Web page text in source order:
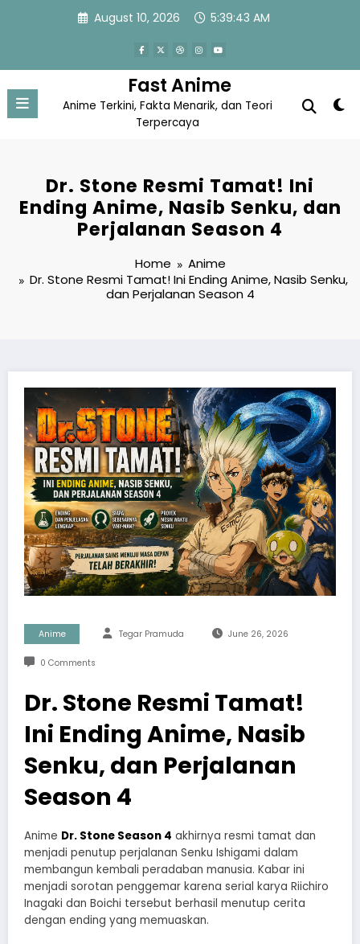
August 10, 2026 5:39:43 AM
Fast Anime
Anime Terkini, Fakta Menarik, dan Teori
Terpercaya
Dr. Stone Resmi Tamat! Ini
Ending Anime, Nasib Senku, dan
Perjalanan Season 4
Home
Anime
Dr. Stone Resmi Tamat! Ini Ending Anime, Nasib Senku,
dan Perjalanan Season 4
Anime Tegar Pramuda June 26, 2026
0 Comments
Dr. Stone Resmi Tamat!
Ini Ending Anime, Nasib
Senku, dan Perjalanan
Season 4
Anime Dr. Stone Season 4 akhirnya resmi tamat dan
menjadi penutup perjalanan Senku Ishigami dalam
membangun kembali peradaban manusia. Kabar ini
menjadi sorotan penggemar karena serial karya Riichiro
Inagaki dan Boichi tersebut berhasil menutup cerita
dengan ending yang memuaskan.